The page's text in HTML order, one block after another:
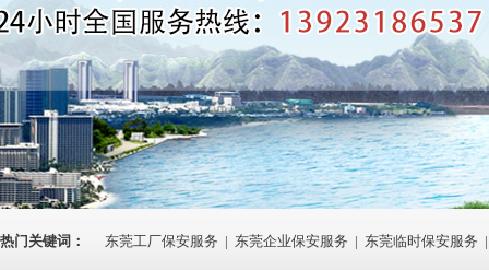
热门关键词： 东莞工厂保安服务 | 东莞企业保安服务 | 东莞临时保安服务 |